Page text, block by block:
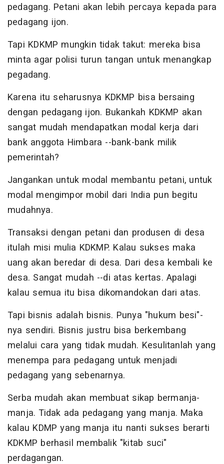
pedagang. Petani akan lebih percaya kepada para
pedagang ijon.
Tapi KDKMP mungkin tidak takut: mereka bisa
minta agar polisi turun tangan untuk menangkap
pegadang.
Karena itu seharusnya KDKMP bisa bersaing
dengan pedagang ijon. Bukankah KDKMP akan
sangat mudah mendapatkan modal kerja dari
bank anggota Himbara --bank-bank milik
pemerintah?
Jangankan untuk modal membantu petani, untuk
modal mengimpor mobil dari India pun begitu
mudahnya.
Transaksi dengan petani dan produsen di desa
itulah misi mulia KDKMP. Kalau sukses maka
uang akan beredar di desa. Dari desa kembali ke
desa. Sangat mudah --di atas kertas. Apalagi
kalau semua itu bisa dikomandokan dari atas.
Tapi bisnis adalah bisnis. Punya "hukum besi"-
nya sendiri. Bisnis justru bisa berkembang
melalui cara yang tidak mudah. Kesulitanlah yang
menempa para pedagang untuk menjadi
pedagang yang sebenarnya.
Serba mudah akan membuat sikap bermanja-
manja. Tidak ada pedagang yang manja. Maka
kalau KDMP yang manja itu nanti sukses berarti
KDKMP berhasil membalik "kitab suci"
perdagangan.